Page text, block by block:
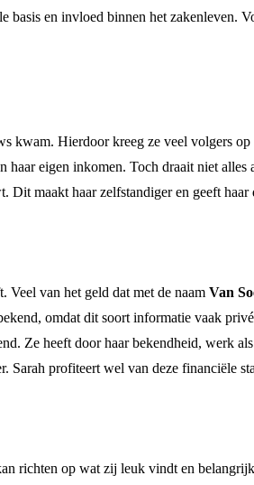
en invloed binnen het zakenleven.
kwam. Hierdoor kreeg ze veel volgers
haar eigen inkomen. Toch draait niet
maakt haar zelfstandiger en geeft
Veel van het geld dat met de naam Van
omdat dit soort informatie vaak
Ze heeft door haar bekendheid, werk
profiteert wel van deze financiële
richten op wat zij leuk vindt en